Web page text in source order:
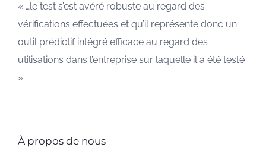
« …le test s’est avéré robuste au regard des
vérifications effectuées et qu’il représente donc un
outil prédictif intégré efficace au regard des
utilisations dans l’entreprise sur laquelle il a été testé
».
À propos de nous